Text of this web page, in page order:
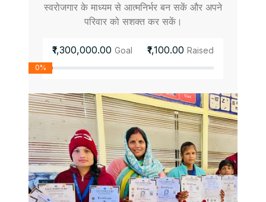
स्वरोजगार के माध्यम से आत्मनिर्भर बन सकें और अपने
परिवार को सशक्त कर सकें।
₹1,300,000.00 Goal ₹1,100.00 Raised
0%